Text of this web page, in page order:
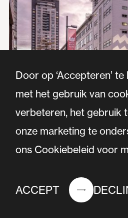
Door op ‘Accepteren’
met het gebruik van
verbeteren, het gebruik
onze marketing te
ons Cookiebeleid voor
ACCEPT